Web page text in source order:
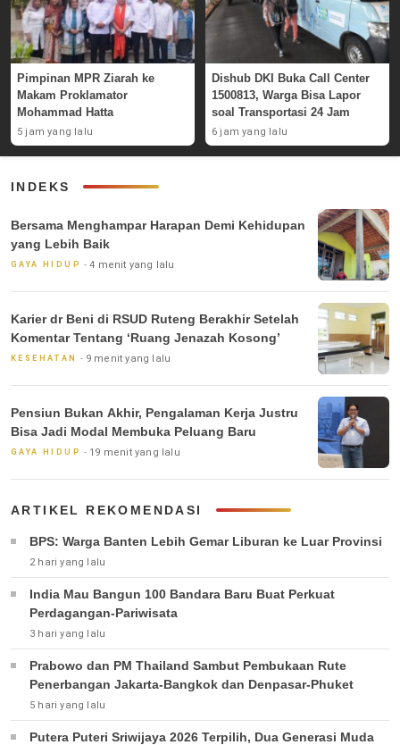
Pimpinan MPR Ziarah ke
Makam Proklamator
Mohammad Hatta
5 jam yang lalu
Dishub DKI Buka Call Center
1500813, Warga Bisa Lapor
soal Transportasi 24 Jam
6 jam yang lalu
INDEKS
Bersama Menghampar Harapan Demi Kehidupan
yang Lebih Baik
GAYA HIDUP 4 menit yang lalu
Karier dr Beni di RSUD Ruteng Berakhir Setelah
Komentar Tentang ‘Ruang Jenazah Kosong’
KESEHATAN 9 menit yang lalu
Pensiun Bukan Akhir, Pengalaman Kerja Justru
Bisa Jadi Modal Membuka Peluang Baru
GAYA HIDUP 19 menit yang lalu
ARTIKEL REKOMENDASI
BPS: Warga Banten Lebih Gemar Liburan ke Luar Provinsi
2 hari yang lalu
India Mau Bangun 100 Bandara Baru Buat Perkuat
Perdagangan-Pariwisata
3 hari yang lalu
Prabowo dan PM Thailand Sambut Pembukaan Rute
Penerbangan Jakarta-Bangkok dan Denpasar-Phuket
5 hari yang lalu
Putera Puteri Sriwijaya 2026 Terpilih, Dua Generasi Muda